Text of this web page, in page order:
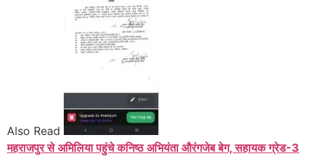
Also Read
महराजपुर से अमिलिया पहुंचे कनिष्ठ अभियंता औरंगजेब बेग, सहायक ग्रेड-3